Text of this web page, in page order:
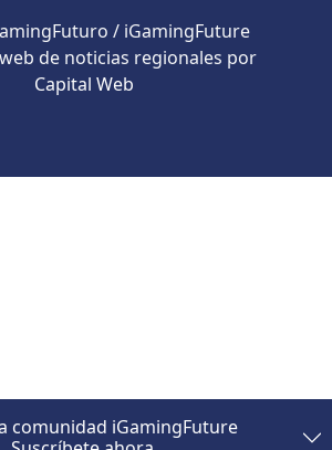
/ iGamingFuture
de noticias regionales por
Capital Web
comunidad iGamingFuture